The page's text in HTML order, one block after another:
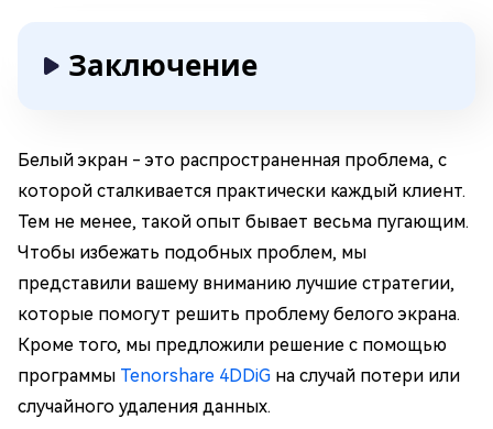
Заключение
Белый экран - это распространенная проблема, с
которой сталкивается практически каждый клиент.
Тем не менее, такой опыт бывает весьма пугающим.
Чтобы избежать подобных проблем, мы
представили вашему вниманию лучшие стратегии,
которые помогут решить проблему белого экрана.
Кроме того, мы предложили решение с помощью
программы Tenorshare 4DDiG на случай потери или
случайного удаления данных.